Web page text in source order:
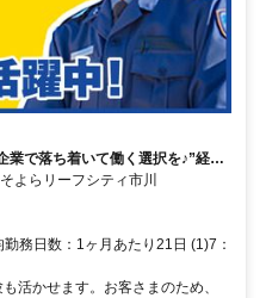
で落ち着いて働く選択を♪”経験
す！
よらリーフシティ市川
務日数：1ヶ月あたり21日 (1)7：
活かせます。お客さまのため、